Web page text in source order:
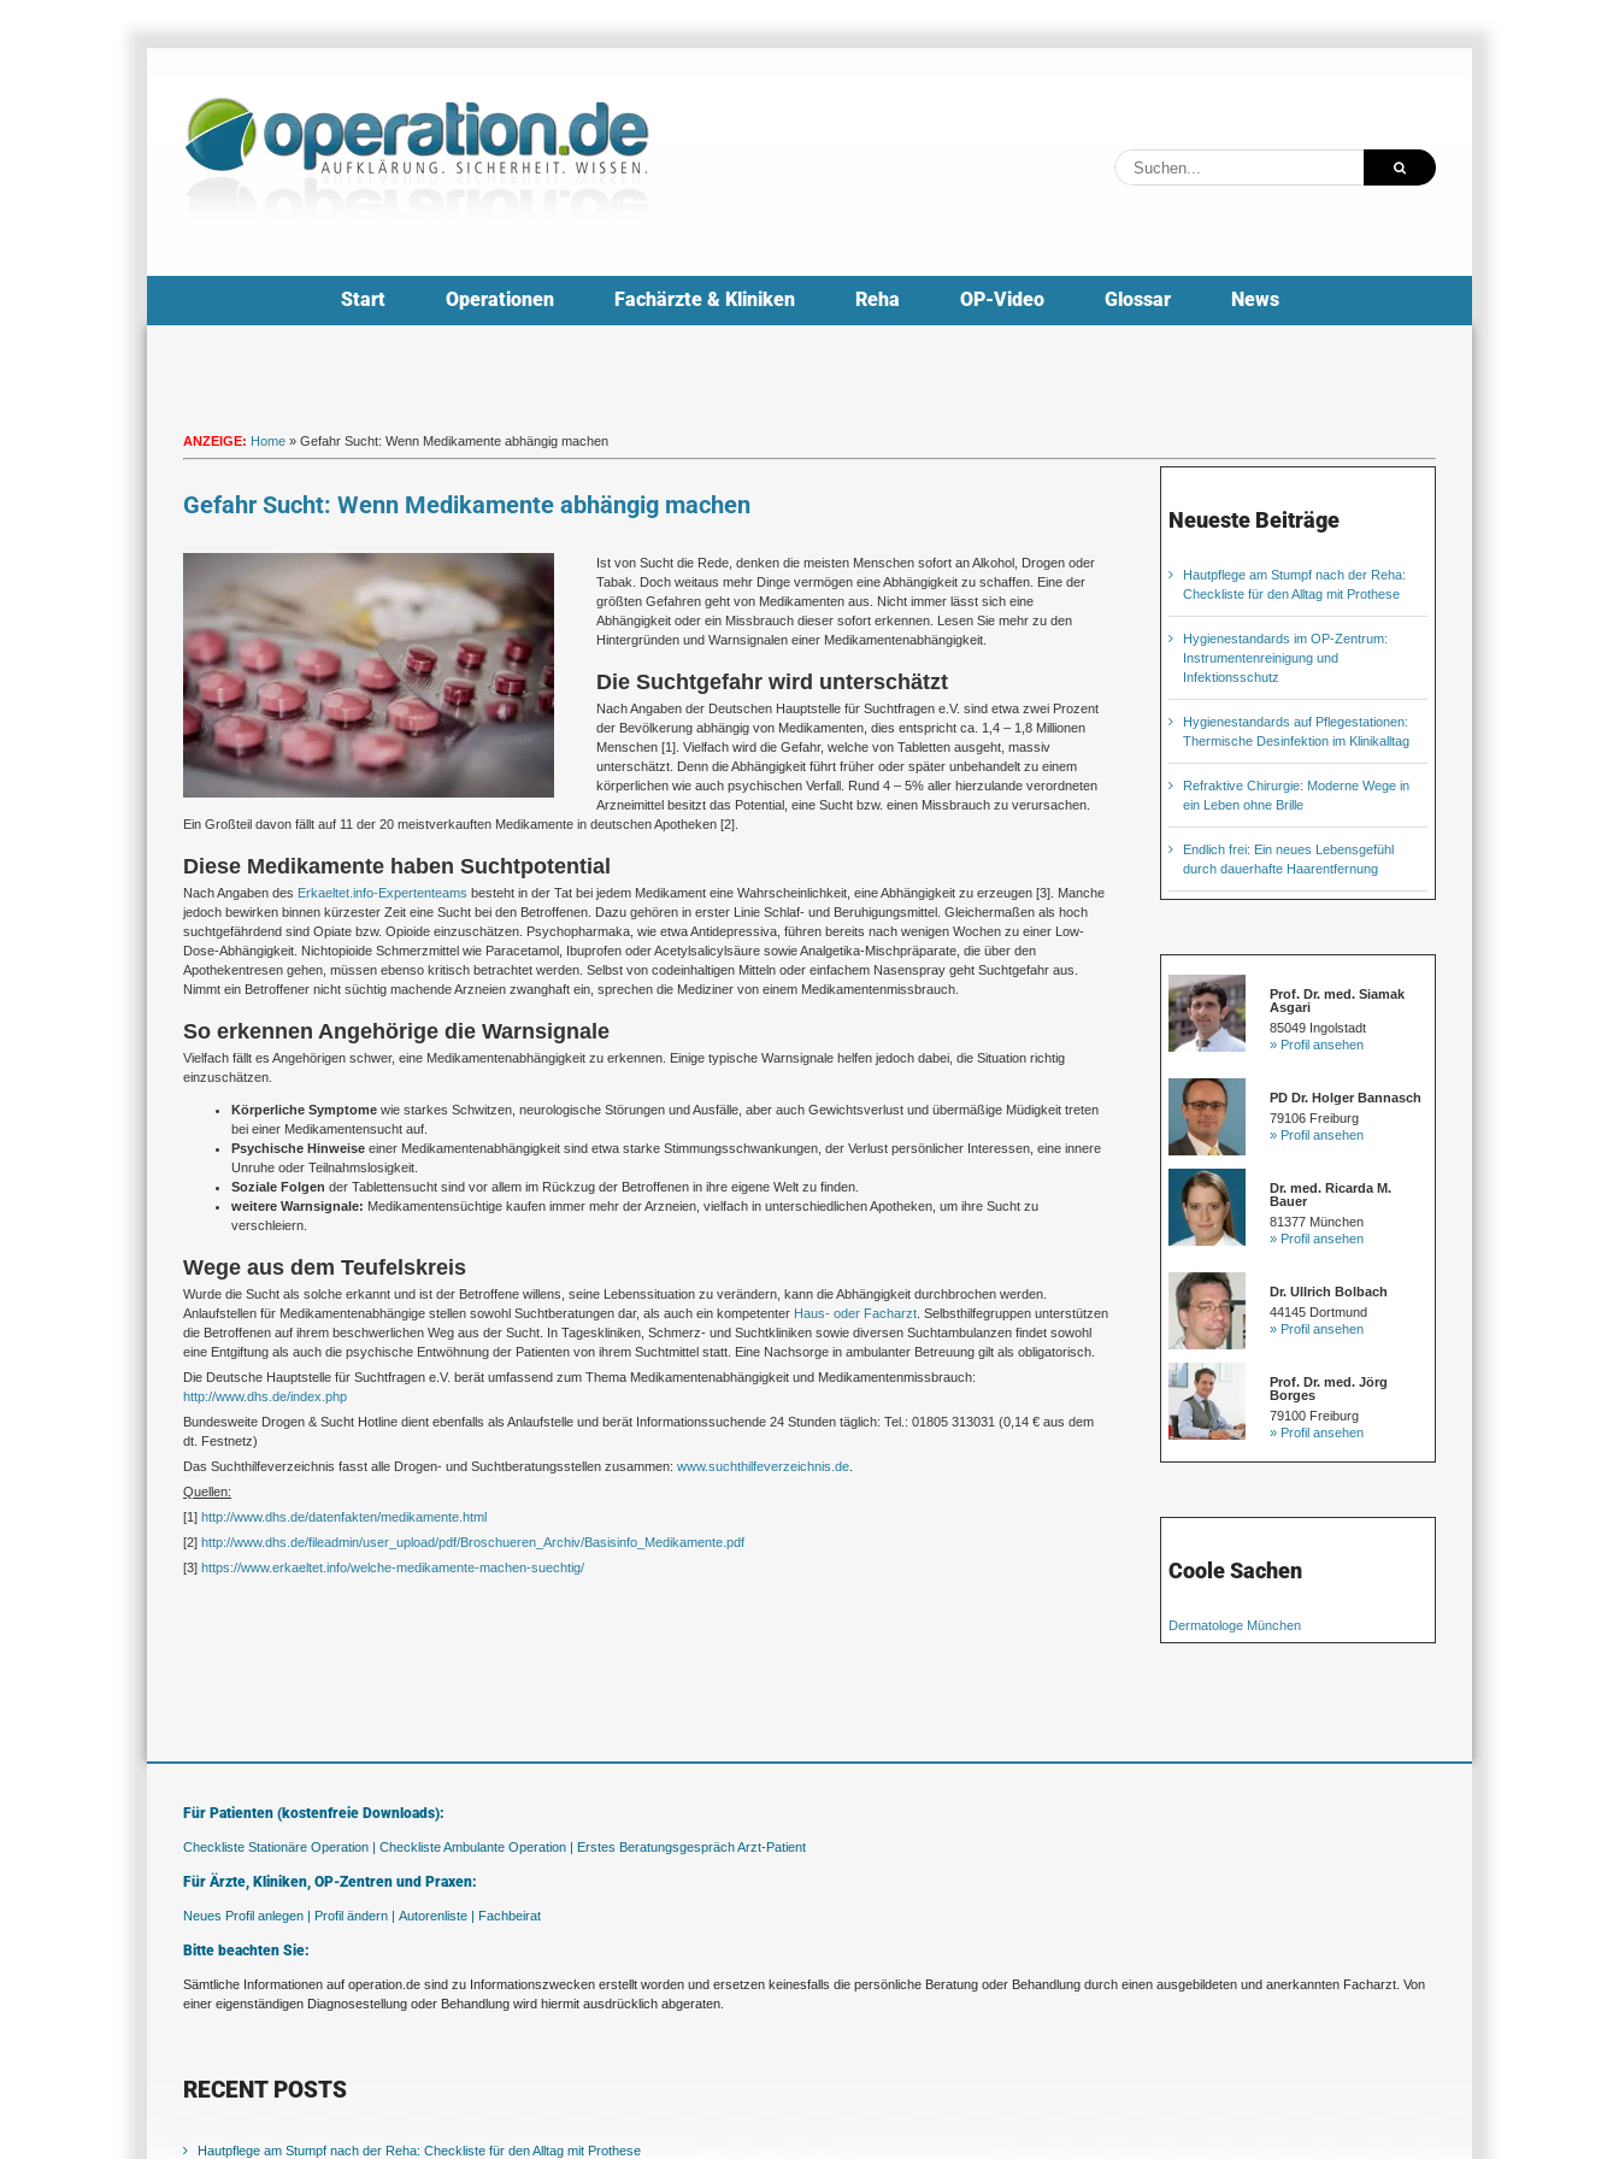
Suche
nach:
Start Operationen Fachärzte & Kliniken Reha OP-Video Glossar News
ANZEIGE: Home » Gefahr Sucht: Wenn Medikamente abhängig machen
Gefahr Sucht: Wenn Medikamente abhängig machen
Ist von Sucht die Rede, denken die meisten Menschen sofort an Alkohol, Drogen oder
Tabak. Doch weitaus mehr Dinge vermögen eine Abhängigkeit zu schaffen. Eine der
größten Gefahren geht von Medikamenten aus. Nicht immer lässt sich eine
Abhängigkeit oder ein Missbrauch dieser sofort erkennen. Lesen Sie mehr zu den
Hintergründen und Warnsignalen einer Medikamentenabhängigkeit.
Die Suchtgefahr wird unterschätzt
Nach Angaben der Deutschen Hauptstelle für Suchtfragen e.V. sind etwa zwei Prozent
der Bevölkerung abhängig von Medikamenten, dies entspricht ca. 1,4 – 1,8 Millionen
Menschen [1]. Vielfach wird die Gefahr, welche von Tabletten ausgeht, massiv
unterschätzt. Denn die Abhängigkeit führt früher oder später unbehandelt zu einem
körperlichen wie auch psychischen Verfall. Rund 4 – 5% aller hierzulande verordneten
Arzneimittel besitzt das Potential, eine Sucht bzw. einen Missbrauch zu verursachen.
Ein Großteil davon fällt auf 11 der 20 meistverkauften Medikamente in deutschen Apotheken [2].
Diese Medikamente haben Suchtpotential
Nach Angaben des Erkaeltet.info-Expertenteams besteht in der Tat bei jedem Medikament eine Wahrscheinlichkeit, eine Abhängigkeit zu erzeugen [3]. Manche
jedoch bewirken binnen kürzester Zeit eine Sucht bei den Betroffenen. Dazu gehören in erster Linie Schlaf- und Beruhigungsmittel. Gleichermaßen als hoch
suchtgefährdend sind Opiate bzw. Opioide einzuschätzen. Psychopharmaka, wie etwa Antidepressiva, führen bereits nach wenigen Wochen zu einer Low-
Dose-Abhängigkeit. Nichtopioide Schmerzmittel wie Paracetamol, Ibuprofen oder Acetylsalicylsäure sowie Analgetika-Mischpräparate, die über den
Apothekentresen gehen, müssen ebenso kritisch betrachtet werden. Selbst von codeinhaltigen Mitteln oder einfachem Nasenspray geht Suchtgefahr aus.
Nimmt ein Betroffener nicht süchtig machende Arzneien zwanghaft ein, sprechen die Mediziner von einem Medikamentenmissbrauch.
So erkennen Angehörige die Warnsignale
Vielfach fällt es Angehörigen schwer, eine Medikamentenabhängigkeit zu erkennen. Einige typische Warnsignale helfen jedoch dabei, die Situation richtig
einzuschätzen.
Körperliche Symptome wie starkes Schwitzen, neurologische Störungen und Ausfälle, aber auch Gewichtsverlust und übermäßige Müdigkeit treten
bei einer Medikamentensucht auf.
Psychische Hinweise einer Medikamentenabhängigkeit sind etwa starke Stimmungsschwankungen, der Verlust persönlicher Interessen, eine innere
Unruhe oder Teilnahmslosigkeit.
Soziale Folgen der Tablettensucht sind vor allem im Rückzug der Betroffenen in ihre eigene Welt zu finden.
weitere Warnsignale: Medikamentensüchtige kaufen immer mehr der Arzneien, vielfach in unterschiedlichen Apotheken, um ihre Sucht zu
verschleiern.
Wege aus dem Teufelskreis
Wurde die Sucht als solche erkannt und ist der Betroffene willens, seine Lebenssituation zu verändern, kann die Abhängigkeit durchbrochen werden.
Anlaufstellen für Medikamentenabhängige stellen sowohl Suchtberatungen dar, als auch ein kompetenter Haus- oder Facharzt . Selbsthilfegruppen unterstützen
die Betroffenen auf ihrem beschwerlichen Weg aus der Sucht. In Tageskliniken, Schmerz- und Suchtkliniken sowie diversen Suchtambulanzen findet sowohl
eine Entgiftung als auch die psychische Entwöhnung der Patienten von ihrem Suchtmittel statt. Eine Nachsorge in ambulanter Betreuung gilt als obligatorisch.
Die Deutsche Hauptstelle für Suchtfragen e.V. berät umfassend zum Thema Medikamentenabhängigkeit und Medikamentenmissbrauch:
http://www.dhs.de/index.php
Bundesweite Drogen & Sucht Hotline dient ebenfalls als Anlaufstelle und berät Informationssuchende 24 Stunden täglich: Tel.: 01805 313031 (0,14 € aus dem
dt. Festnetz)
Das Suchthilfeverzeichnis fasst alle Drogen- und Suchtberatungsstellen zusammen: www.suchthilfeverzeichnis.de
Quellen:
[1] http://www.dhs.de/datenfakten/medikamente.html
[2] http://www.dhs.de/fileadmin/user_upload/pdf/Broschueren_Archiv/Basisinfo_Medikamente.pdf
[3] https://www.erkaeltet.info/welche-medikamente-machen-suechtig/
Neueste Beiträge
Hautpflege am Stumpf nach der Reha:
Checkliste für den Alltag mit Prothese
Hygienestandards im OP-Zentrum:
Instrumentenreinigung und
Infektionsschutz
Hygienestandards auf Pflegestationen:
Thermische Desinfektion im Klinikalltag
Refraktive Chirurgie: Moderne Wege in
ein Leben ohne Brille
Endlich frei: Ein neues Lebensgefühl
durch dauerhafte Haarentfernung
Prof. Dr. med. Siamak
Asgari
85049 Ingolstadt
» Profil ansehen
PD Dr. Holger Bannasch
79106 Freiburg
» Profil ansehen
Dr. med. Ricarda M.
Bauer
81377 München
» Profil ansehen
Dr. Ullrich Bolbach
44145 Dortmund
» Profil ansehen
Prof. Dr. med. Jörg
Borges
79100 Freiburg
» Profil ansehen
Coole Sachen
Dermatologe München
Für Patienten (kostenfreie Downloads):
Checkliste Stationäre Operation | Checkliste Ambulante Operation | Erstes Beratungsgespräch Arzt-Patient
Für Ärzte, Kliniken, OP-Zentren und Praxen:
Neues Profil anlegen | Profil ändern | Autorenliste | Fachbeirat
Bitte beachten Sie:
Sämtliche Informationen auf operation.de sind zu Informationszwecken erstellt worden und ersetzen keinesfalls die persönliche Beratung oder Behandlung durch einen ausgebildeten und anerkannten Facharzt. Von
einer eigenständigen Diagnosestellung oder Behandlung wird hiermit ausdrücklich abgeraten.
RECENT POSTS
Hautpflege am Stumpf nach der Reha: Checkliste für den Alltag mit Prothese